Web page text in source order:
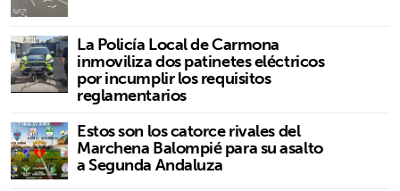
La Policía Local de Carmona
inmoviliza dos patinetes eléctricos
por incumplir los requisitos
reglamentarios
Estos son los catorce rivales del
Marchena Balompié para su asalto
a Segunda Andaluza